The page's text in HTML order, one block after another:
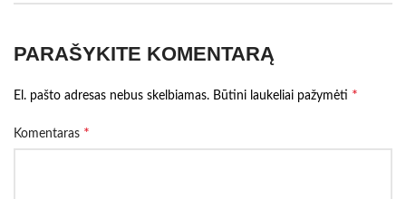
PARAŠYKITE KOMENTARĄ
El. pašto adresas nebus skelbiamas. Būtini laukeliai pažymėti *
Komentaras *